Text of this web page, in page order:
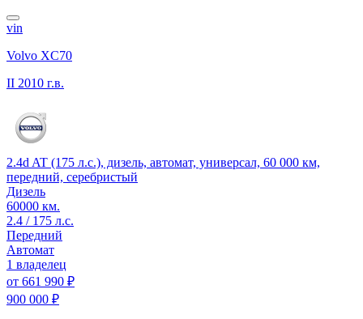
vin
Volvo XC70
II 2010 г.в.
2.4d AT (175 л.с.), дизель, автомат, универсал, 60 000 км,
передний, серебристый
Дизель
60000 км.
2.4 / 175 л.с.
Передний
Автомат
1 владелец
от 661 990 ₽
900 000 ₽